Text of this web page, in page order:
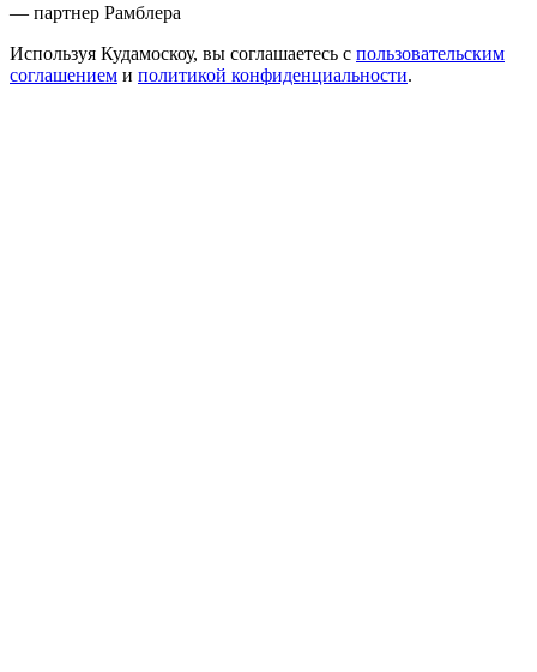
— партнер Рамблера
Используя Кудамоскоу, вы соглашаетесь с пользовательским
соглашением и политикой конфиденциальности.